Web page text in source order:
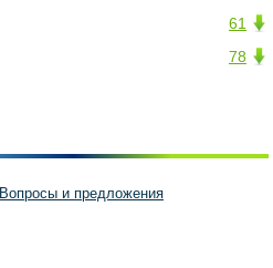
61
78
Вопросы и предложения